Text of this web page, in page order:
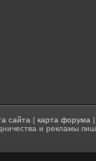
сайта |карта форума
и рекламы